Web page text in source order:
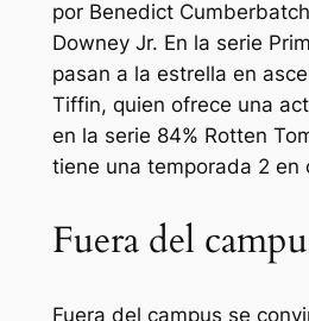
por Benedict
Downey Jr. En la serie
pasan a la estrella en
Tiffin, quien ofrece una
en la serie 84% Rotten
tiene una temporada 2 en
Fuera del
Fuera del campus se